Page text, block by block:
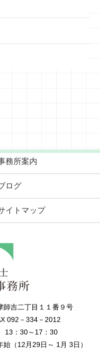
務所案内
ログ
イトマップ
師吉二丁目１１番９号
092－334－2012
13：30～17：30
（12月29日～ 1月 3日）